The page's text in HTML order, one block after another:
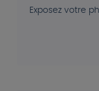
Exposez votre